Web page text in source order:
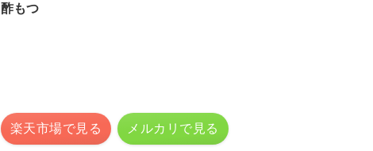
酢もつ
楽天市場で見る メルカリで見る